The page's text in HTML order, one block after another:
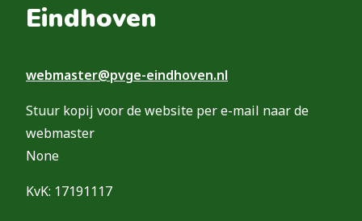
Eindhoven
webmaster@pvge-eindhoven.nl
Stuur kopij voor de website per e-mail naar de
webmaster
None
KvK: 17191117